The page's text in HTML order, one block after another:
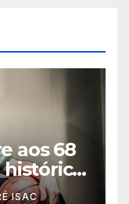
aos 68
histórico
ISAC